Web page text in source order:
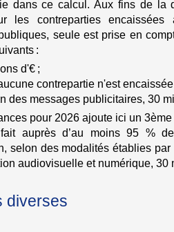
dans ce calcul. Aux fins de la
les contreparties
seule est prise en
:
d'€ ;
contrepartie n'est
des messages publicitaires, 30
pour 2026 ajoute ici un
auprès d’au moins 95 %
selon des modalités établies
audiovisuelle et numérique, 30
diverses